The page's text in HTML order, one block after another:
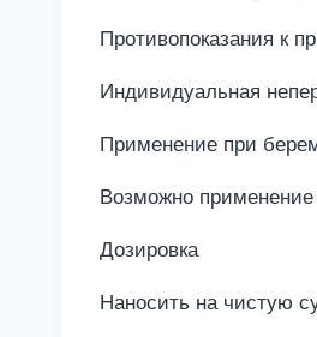
Противопоказания к
Индивидуальная
Применение при
Возможно
Дозировка
Наносить на чистую